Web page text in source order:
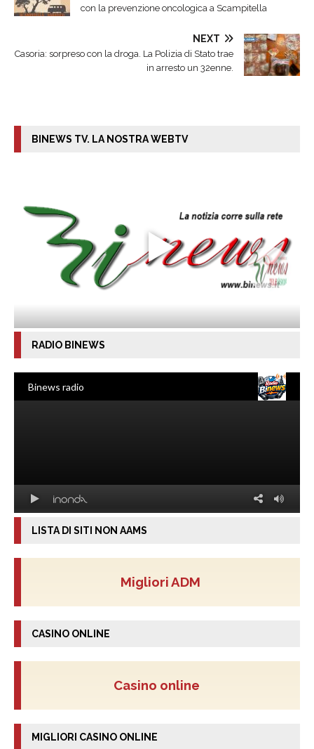
con la prevenzione oncologica a Scampitella
NEXT
Casoria: sorpreso con la droga. La Polizia di Stato trae
in arresto un 32enne.
BINEWS TV. LA NOSTRA WEBTV
RADIO BINEWS
LISTA DI SITI NON AAMS
Migliori ADM
CASINO ONLINE
Casino online
MIGLIORI CASINO ONLINE